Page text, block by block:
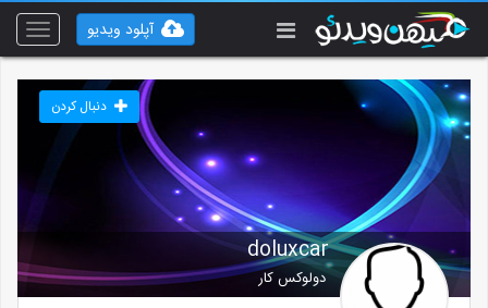
Toggle
آپلود ویدیو
doluxcar
دولوکس کار
دنبال کردن